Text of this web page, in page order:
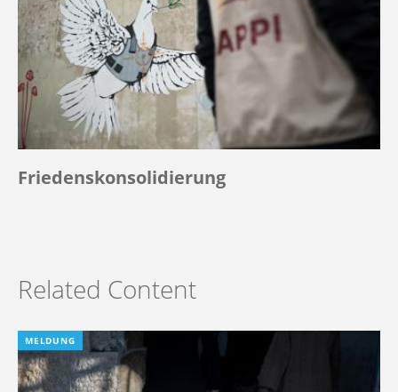
Friedenskonsolidierung
Related Content
MELDUNG